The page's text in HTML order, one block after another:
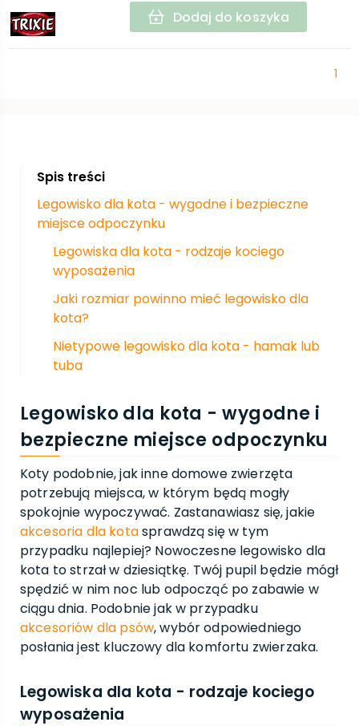
Dodaj do koszyka
1
Spis treści
Legowisko dla kota - wygodne i bezpieczne
miejsce odpoczynku
Legowiska dla kota - rodzaje kociego
wyposażenia
Jaki rozmiar powinno mieć legowisko dla
kota?
Nietypowe legowisko dla kota - hamak lub
tuba
Legowisko dla kota - wygodne i
bezpieczne miejsce odpoczynku
Koty podobnie, jak inne domowe zwierzęta
potrzebują miejsca, w którym będą mogły
spokojnie wypoczywać. Zastanawiasz się, jakie
akcesoria dla kotasprawdzą się w tym
przypadku najlepiej? Nowoczesne legowisko dla
kota to strzał w dziesiątkę. Twój pupil będzie mógł
spędzić w nim noc lub odpocząć po zabawie w
ciągu dnia. Podobnie jak w przypadku
akcesoriów dla psów, wybór odpowiedniego
posłania jest kluczowy dla komfortu zwierzaka.
Legowiska dla kota - rodzaje kociego
wyposażenia